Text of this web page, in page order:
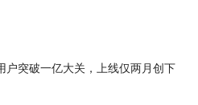
户突破一亿大关，上线仅两月创下